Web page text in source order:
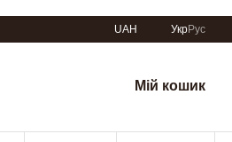
UAH УкрРус
Мій кошик